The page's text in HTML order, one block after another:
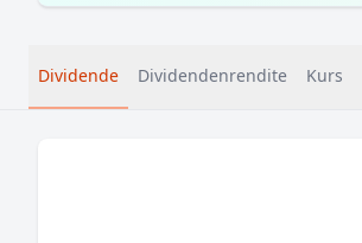
Dividende Dividendenrendite Kurs